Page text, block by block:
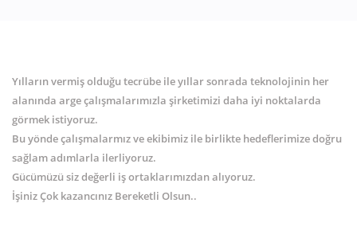
Yılların vermiş olduğu tecrübe ile yıllar sonrada teknolojinin her
alanında arge çalışmalarımızla şirketimizi daha iyi noktalarda
görmek istiyoruz.
Bu yönde çalışmalarmız ve ekibimiz ile birlikte hedeflerimize doğru
sağlam adımlarla ilerliyoruz.
Gücümüzü siz değerli iş ortaklarımızdan alıyoruz.
İşiniz Çok kazancınız Bereketli Olsun..